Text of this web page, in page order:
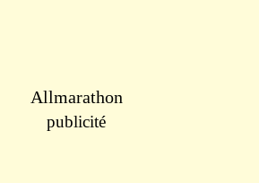
Allmarathon
publicité